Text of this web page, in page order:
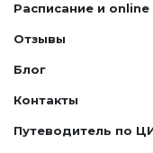
Расписание и online
Отзывы
Блог
Контакты
Путеводитель по